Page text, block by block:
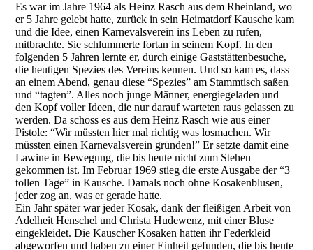
Es war im Jahre 1964 als Heinz Rasch aus dem Rheinland, wo
er 5 Jahre gelebt hatte, zurück in sein Heimatdorf Kausche kam
und die Idee, einen Karnevalsverein ins Leben zu rufen,
mitbrachte. Sie schlummerte fortan in seinem Kopf. In den
folgenden 5 Jahren lernte er, durch einige Gaststättenbesuche,
die heutigen Spezies des Vereins kennen. Und so kam es, dass
an einem Abend, genau diese “Spezies” am Stammtisch saßen
und “tagten”. Alles noch junge Männer, energiegeladen und
den Kopf voller Ideen, die nur darauf warteten raus gelassen zu
werden. Da schoss es aus dem Heinz Rasch wie aus einer
Pistole: “Wir müssten hier mal richtig was losmachen. Wir
müssten einen Karnevalsverein gründen!” Er setzte damit eine
Lawine in Bewegung, die bis heute nicht zum Stehen
gekommen ist. Im Februar 1969 stieg die erste Ausgabe der “3
tollen Tage” in Kausche. Damals noch ohne Kosakenblusen,
jeder zog an, was er gerade hatte.
Ein Jahr später war jeder Kosak, dank der fleißigen Arbeit von
Adelheit Henschel und Christa Hudewenz, mit einer Bluse
eingekleidet. Die Kauscher Kosaken hatten ihr Federkleid
abgeworfen und haben zu einer Einheit gefunden, die bis heute